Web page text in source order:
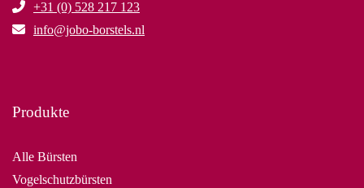
+31 (0) 528 217 123
info@jobo-borstels.nl
Produkte
Alle Bürsten
Vogelschutzbürsten